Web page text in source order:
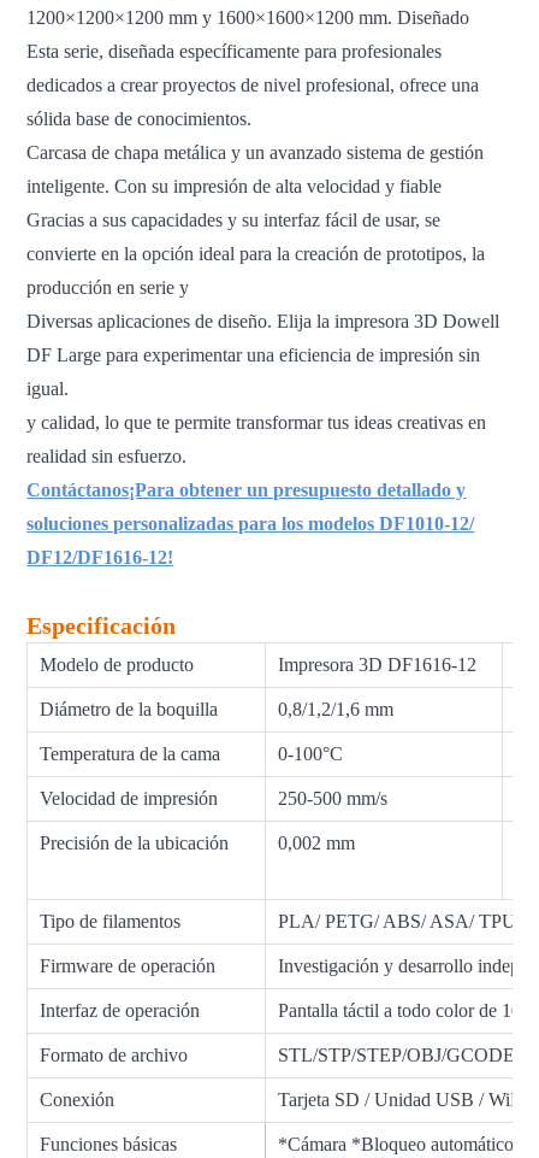
1200×1200×1200 mm y 1600×1600×1200 mm. Diseñado
Esta serie, diseñada específicamente para profesionales
dedicados a crear proyectos de nivel profesional, ofrece una
sólida base de conocimientos.
Carcasa de chapa metálica y un avanzado sistema de gestión
inteligente. Con su impresión de alta velocidad y fiable
Gracias a sus capacidades y su interfaz fácil de usar, se
convierte en la opción ideal para la creación de prototipos, la
producción en serie y
Diversas aplicaciones de diseño. Elija la impresora 3D Dowell
DF Large para experimentar una eficiencia de impresión sin
igual.
y calidad, lo que te permite transformar tus ideas creativas en
realidad sin esfuerzo.
Contáctanos¡Para obtener un presupuesto detallado y
soluciones personalizadas para los modelos DF1010-12/
DF12/DF1616-12!
Especificación
Modelo de producto Impresora 3D DF1616-12
Diámetro de la boquilla 0,8/1,2/1,6 mm
Temperatura de la cama 0-100°C
Velocidad de impresión 250-500 mm/s
Precisión de la ubicación 0,002 mm
Tipo de filamentos PLA/ PETG/ ABS/ ASA/ TPU/
Firmware de operación Investigación y desarrollo
Interfaz de operación Pantalla táctil a todo color de 10"
Formato de archivo STL/STP/STEP/OBJ/GCODE/
Conexión Tarjeta SD / Unidad USB / WiFi /
Funciones básicas *Cámara *Bloqueo automático